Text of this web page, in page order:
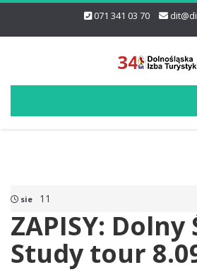
071 341 03 70
sie 11
ZAPISY: Dolny
Study tour